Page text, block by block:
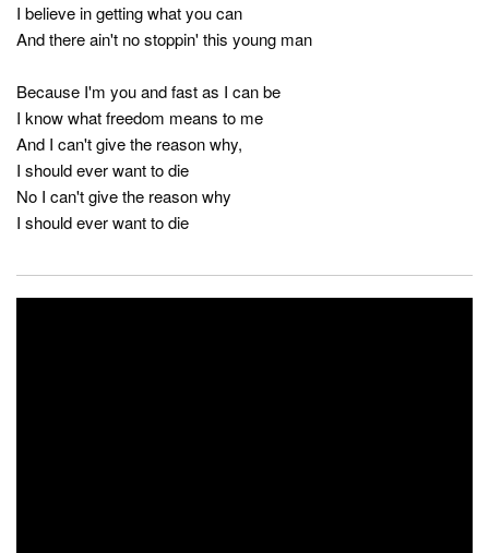
I believe in getting what you can
And there ain't no stoppin' this young man
Because I'm you and fast as I can be
I know what freedom means to me
And I can't give the reason why,
I should ever want to die
No I can't give the reason why
I should ever want to die